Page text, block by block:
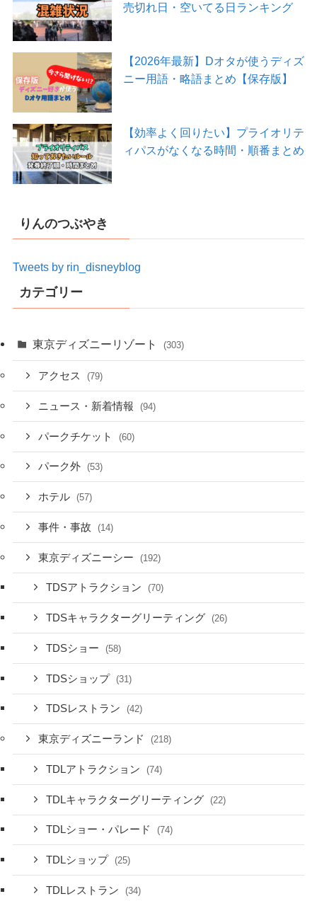
売切れ日・空いてる日ランキング
【2026年最新】Dオタが使うディズ
ニー用語・略語まとめ【保存版】
【効率よく回りたい】プライオリテ
ィパスがなくなる時間・順番まとめ
りんのつぶやき
Tweets by rin_disneyblog
カテゴリー
東京ディズニーリゾート (303)
アクセス (79)
ニュース・新着情報 (94)
パークチケット (60)
パーク外 (53)
ホテル (57)
事件・事故 (14)
東京ディズニーシー (192)
TDSアトラクション (70)
TDSキャラクターグリーティング (26)
TDSショー (58)
TDSショップ (31)
TDSレストラン (42)
東京ディズニーランド (218)
TDLアトラクション (74)
TDLキャラクターグリーティング (22)
TDLショー・パレード (74)
TDLショップ (25)
TDLレストラン (34)